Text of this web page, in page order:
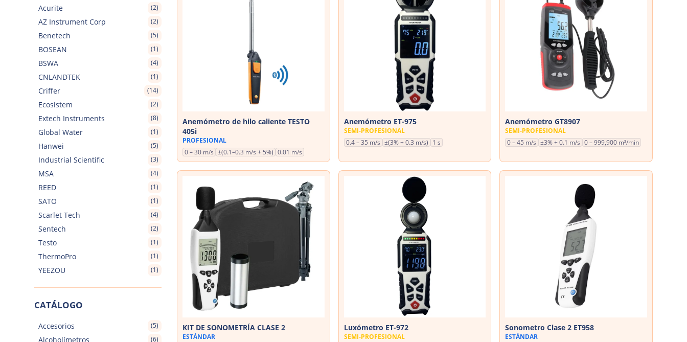
Acurite (2)
AZ Instrument Corp (2)
Benetech (5)
BOSEAN (1)
BSWA (4)
CNLANDTEK (1)
Criffer (14)
Ecosistem (2)
Extech Instruments (8)
Global Water (1)
Hanwei (5)
Industrial Scientific (3)
MSA (4)
REED (1)
SATO (1)
Scarlet Tech (4)
Sentech (2)
Testo (1)
ThermoPro (1)
YEEZOU (1)
CATÁLOGO
Accesorios (5)
Alcoholímetros (6)
Anemómetro de hilo caliente TESTO
405i
PROFESIONAL
0 – 30 m/s ±(0.1–0.3 m/s + 5%) 0.01 m/s
Anemómetro ET-975
SEMI-PROFESIONAL
0.4 – 35 m/s ±(3% + 0.3 m/s) 1 s
Anemómetro GT8907
SEMI-PROFESIONAL
0 – 45 m/s ±3% + 0.1 m/s 0 – 999,900 m³/min
KIT DE SONOMETRÍA CLASE 2
ESTÁNDAR
Luxómetro ET-972
SEMI-PROFESIONAL
Sonometro Clase 2 ET958
ESTÁNDAR